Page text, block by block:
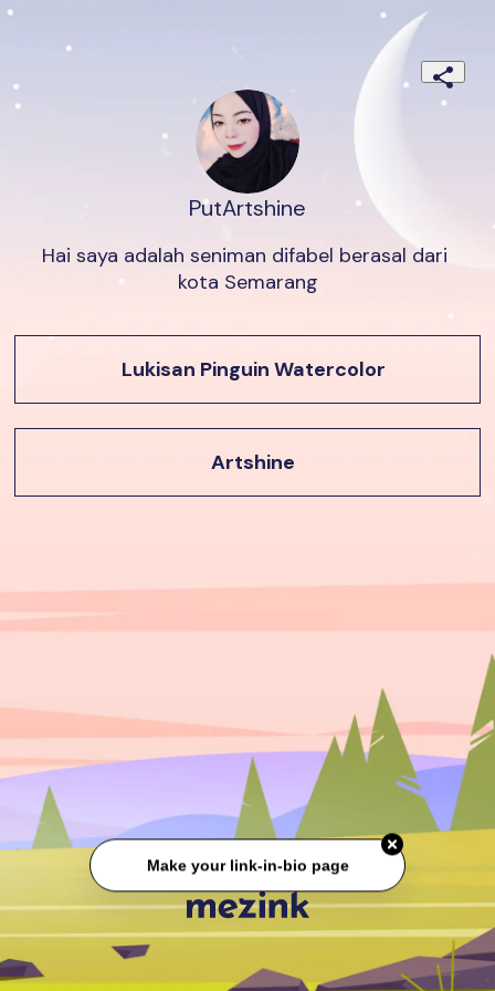
PutArtshine
Hai saya adalah seniman difabel berasal dari
kota Semarang
Lukisan Pinguin Watercolor
Artshine
Make your link-in-bio page